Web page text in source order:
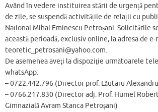
Având în vedere instituirea stării de urgență
de zile, se suspendă activitățile de relații cu
Național Mihai Eminescu Petroșani. Solicitările
această perioadă, exclusiv online, la adresa de e-
teoretic_petrosani@yahoo.com.
De asemenea aveţi la dispoziţie următoarele
whatsApp:
– 0722.442.796 (Director prof. Lăutaru
– 0766.217.830 (Director adj. Prof. Humel
Gimnazială Avram Stanca Petroşani)